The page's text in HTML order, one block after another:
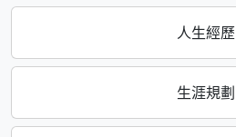
人生經歷
生涯規劃